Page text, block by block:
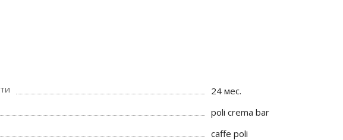
24 мес.
poli crema bar
caffe poli